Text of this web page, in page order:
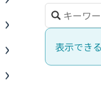
表示でき